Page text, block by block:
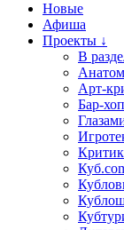
Новые
Афиша
Проекты ↓
В
Арт-
Бар-